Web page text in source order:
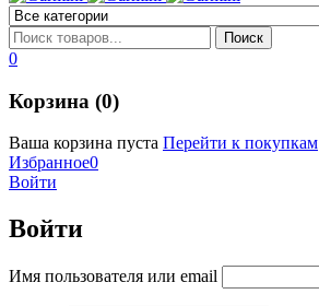
0
Корзина (0)
Ваша корзина пуста Перейти к покупкам
Избранное0
Войти
Войти
Имя пользователя или email